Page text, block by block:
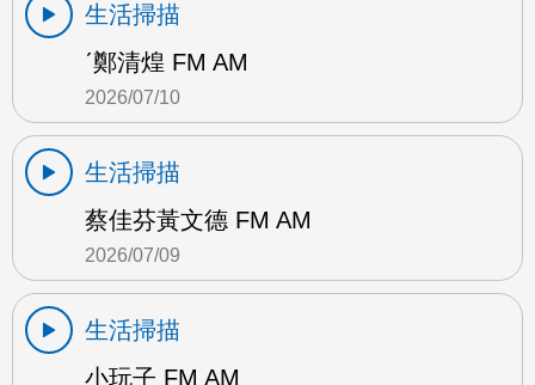
生活掃描
ˊ鄭清煌 FM AM
2026/07/10
生活掃描
蔡佳芬黃文德 FM AM
2026/07/09
生活掃描
小玩子 FM AM